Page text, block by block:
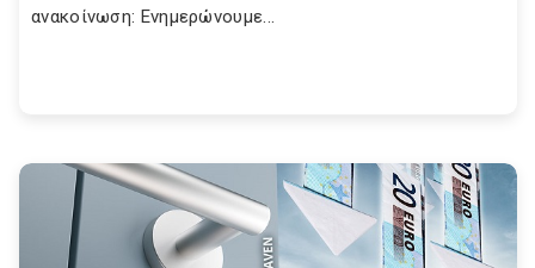
ανακοίνωση: Ενημερώνουμε...